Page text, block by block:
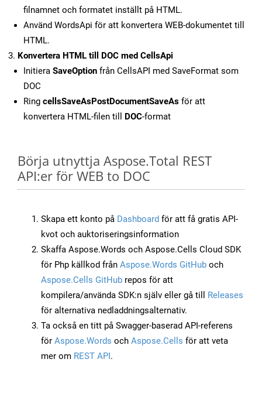
filnamnet och formatet inställt på HTML.
Använd WordsApi för att konvertera WEB-dokumentet till
HTML.
Konvertera HTML till DOC med CellsApi
Initiera SaveOption från CellsAPI med SaveFormat som
DOC
Ring cellsSaveAsPostDocumentSaveAs för att
konvertera HTML-filen till DOC-format
Börja utnyttja Aspose.Total REST
API:er för WEB to DOC
Skapa ett konto på Dashboard för att få gratis API-
kvot och auktoriseringsinformation
Skaffa Aspose.Words och Aspose.Cells Cloud SDK
för Php källkod från Aspose.Words GitHub och
Aspose.Cells GitHub repos för att
kompilera/använda SDK:n själv eller gå till Releases
för alternativa nedladdningsalternativ.
Ta också en titt på Swagger-baserad API-referens
för Aspose.Words och Aspose.Cells för att veta
mer om REST API.